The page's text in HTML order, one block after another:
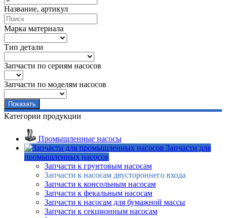
Название, артикул
Марка материала
Тип детали
Запчасти по сериям насосов
Запчасти по моделям насосов
Категории продукции
Промышленные насосы
Запчасти для
промышленных насосов
Запчасти к грунтовым насосам
Запчасти к насосам двустороннего входа
Запчасти к консольным насосам
Запчасти к фекальным насосам
Запчасти к насосам для бумажной массы
Запчасти к секционным насосам